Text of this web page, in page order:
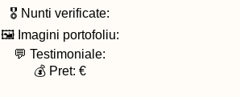
🎖️ Nunti verificate:
🖼️ Imagini portofoliu:
💬 Testimoniale:
💰 Pret: €